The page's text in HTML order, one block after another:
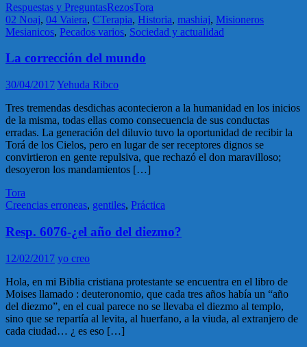
Respuestas y PreguntasRezosTora
02 Noaj, 04 Vaiera, CTerapia, Historia, mashiaj, Misioneros
Mesianicos, Pecados varios, Sociedad y actualidad
La corrección del mundo
30/04/2017Yehuda Ribco
Tres tremendas desdichas acontecieron a la humanidad en los inicios
de la misma, todas ellas como consecuencia de sus conductas
erradas. La generación del diluvio tuvo la oportunidad de recibir la
Torá de los Cielos, pero en lugar de ser receptores dignos se
convirtieron en gente repulsiva, que rechazó el don maravilloso;
desoyeron los mandamientos […]
Tora
Creencias erroneas, gentiles, Práctica
Resp. 6076-¿el año del diezmo?
12/02/2017 yo creo
Hola, en mi Biblia cristiana protestante se encuentra en el libro de
Moises llamado : deuteronomio, que cada tres años había un “año
del diezmo”, en el cual parece no se llevaba el diezmo al templo,
sino que se repartía al levita, al huerfano, a la viuda, al extranjero de
cada ciudad… ¿ es eso […]